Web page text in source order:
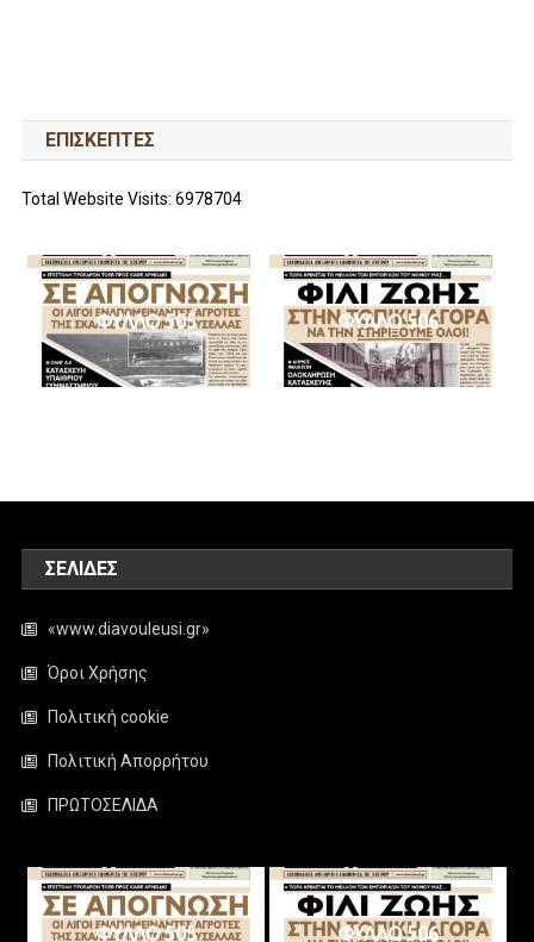
ΕΠΙΣΚΕΠΤΕΣ
Total Website Visits: 6978704
ΦΥΛΛΟ 505 ΦΥΛΛΟ 506
ΣΕΛΊΔΕΣ
«www.diavouleusi.gr»
Όροι Χρήσης
Πολιτική cookie
Πολιτική Απορρήτου
ΠΡΩΤΟΣΕΛΙΔΑ
ΦΥΛΛΟ 505 ΦΥΛΛΟ 506